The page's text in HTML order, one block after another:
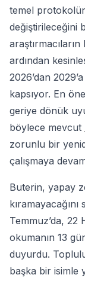
temel
değiştirileceğini
ardından
2026’dan
kapsıyor. En
geriye dönük
böylece mevcut
zorunlu bir
çalışmaya
Buterin, yapay
Temmuz’da, 22
okumanın 13
duyurdu.
başka bir isimle